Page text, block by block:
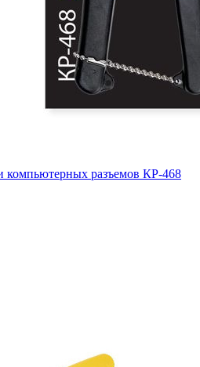
компьютерных разъемов КР-468